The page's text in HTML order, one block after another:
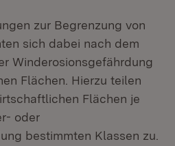
zur Begrenzung von
sich dabei nach dem
Winderosionsgefährdung
Flächen. Hierzu teilen
Flächen je
oder
bestimmten Klassen zu.